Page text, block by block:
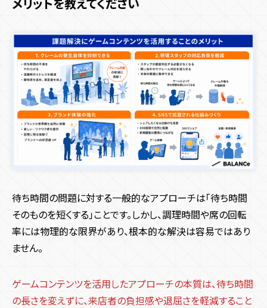
待ち時間の問題に対する一般的なアプローチは「待ち時間
そのものを短くする」ことです。しかし、調理時間や席の回転
率には物理的な限界があり、根本的な解決は容易ではあり
ません。
ゲームコンテンツを活用したアプローチの本質は、待ち時間
の長さを変えずに、来店者の負担感や退屈さを軽減すること